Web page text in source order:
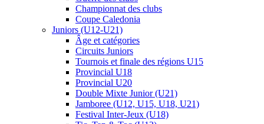
Championnat des clubs
Coupe Caledonia
Juniors (U12-U21)
Âge et catégories
Circuits Juniors
Tournois et finale des régions U15
Provincial U18
Provincial U20
Double Mixte Junior (U21)
Jamboree (U12, U15, U18, U21)
Festival Inter-Jeux (U18)